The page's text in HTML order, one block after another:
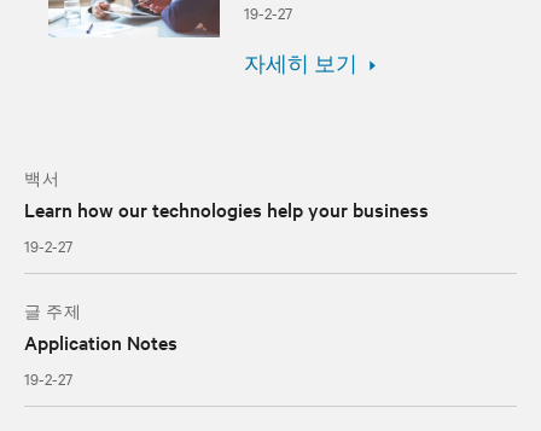
19-2-27
자세히 보기
백서
Learn how our technologies help your business
19-2-27
글 주제
Application Notes
19-2-27